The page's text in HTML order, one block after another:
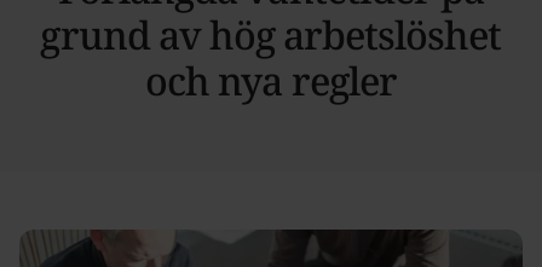
grund av hög arbetslöshet
och nya regler